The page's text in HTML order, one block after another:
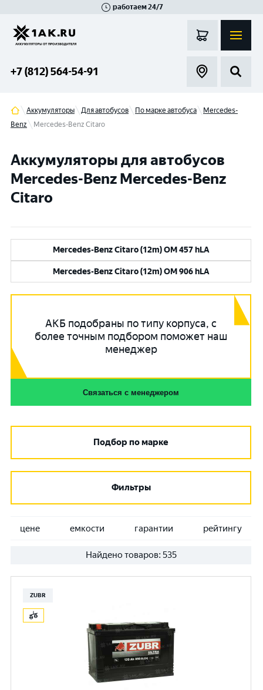
работаем 24/7
+7 (812) 564-54-91
Аккумуляторы Для автобусов По марке автобуса
Mercedes-
Benz
Mercedes-Benz Citaro
Аккумуляторы для автобусов
Mercedes-Benz Mercedes-Benz
Citaro
Mercedes-Benz Citaro (12m) OM 457 hLA
Mercedes-Benz Citaro (12m) OM 906 hLA
АКБ подобраны по типу корпуса, с
более точным подбором поможет наш
менеджер
Связаться с менеджером
Подбор по марке
Фильтры
цене емкости гарантии рейтингу
Найдено товаров: 535
ZUBR
Гатчина